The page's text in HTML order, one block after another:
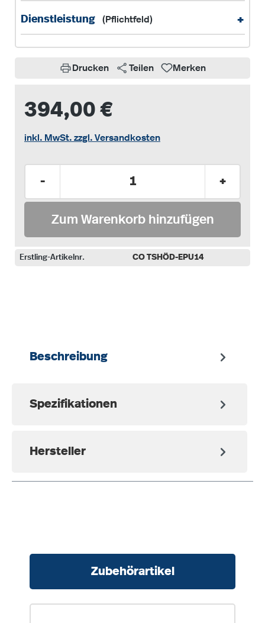
Dienstleistung (Pflichtfeld) +
Drucken Teilen Merken
394,00 €
inkl. MwSt. zzgl. Versandkosten
- +
Zum Warenkorb hinzufügen
Erstling-Artikelnr. CO TSHÖD-EPU14
Beschreibung
Spezifikationen
Hersteller
Zubehörartikel